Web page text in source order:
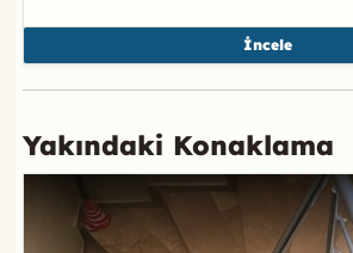
İncele
Yakındaki Konaklama